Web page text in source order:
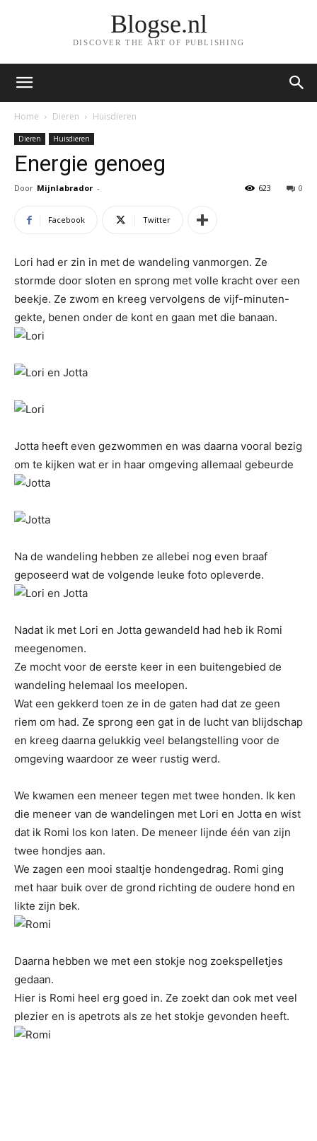
Blogse.nl
DISCOVER THE ART OF PUBLISHING
Home Dieren Huisdieren
Dieren Huisdieren
Energie genoeg
Door Mijnlabrador - 0
623
Facebook Twitter
Lori had er zin in met de wandeling vanmorgen. Ze
stormde door sloten en sprong met volle kracht over een
beekje. Ze zwom en kreeg vervolgens de vijf-minuten-
gekte, benen onder de kont en gaan met die banaan.
Jotta heeft even gezwommen en was daarna vooral bezig
om te kijken wat er in haar omgeving allemaal gebeurde
Na de wandeling hebben ze allebei nog even braaf
geposeerd wat de volgende leuke foto opleverde.
Nadat ik met Lori en Jotta gewandeld had heb ik Romi
meegenomen.
Ze mocht voor de eerste keer in een buitengebied de
wandeling helemaal los meelopen.
Wat een gekkerd toen ze in de gaten had dat ze geen
riem om had. Ze sprong een gat in de lucht van blijdschap
en kreeg daarna gelukkig veel belangstelling voor de
omgeving waardoor ze weer rustig werd.
We kwamen een meneer tegen met twee honden. Ik ken
die meneer van de wandelingen met Lori en Jotta en wist
dat ik Romi los kon laten. De meneer lijnde één van zijn
twee hondjes aan.
We zagen een mooi staaltje hondengedrag. Romi ging
met haar buik over de grond richting de oudere hond en
likte zijn bek.
Daarna hebben we met een stokje nog zoekspelletjes
gedaan.
Hier is Romi heel erg goed in. Ze zoekt dan ook met veel
plezier en is apetrots als ze het stokje gevonden heeft.